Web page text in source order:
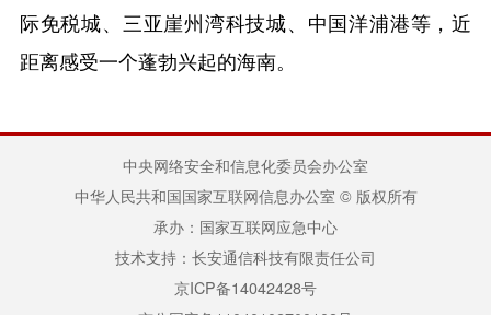
际免税城、三亚崖州湾科技城、中国洋浦港等，近
距离感受一个蓬勃兴起的海南。
中央网络安全和信息化委员会办公室
中华人民共和国国家互联网信息办公室 © 版权所有
承办：国家互联网应急中心
技术支持：长安通信科技有限责任公司
京ICP备14042428号